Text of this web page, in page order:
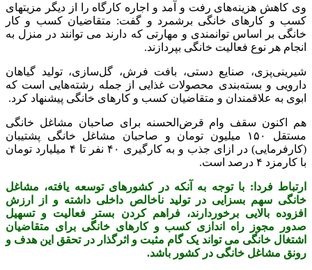
وی کاهش هزینه‌های رفت و آمد و اجاره کارگاه را از دیگر مزیتهای
کسب و کارهای خانگی برشمرد و گفت: متقاضیان کسب و کار
خانگی بر اساس توانمندی و مهارتی که دارند می توانند در منزل به
انجام هر نوع فعالیت خانگی بپردازند.
شیرینی‌پزی، صنایع دستی، بافت فرش، گل‌سازی، تولید گیاهان
دارویی و بسته‌بندی محصولات غذایی از جمله رشته‌هایی است که
ابوی به علاقمندان و متقاضیان کسب و کارهای خانگی پیشنهاد کرد.
هم اکنون سقف وام قرض‌الحسنه برای صاحبان مشاغل خانگی
مستقل ۱۵۰ میلیون تومان و صاحبان مشاغل خانگی پشتیبان
(کارفرمایی) در ازای جذب و به کارگیری ۴۰ نفر تا ۴ میلیارد تومان
با کارمزد ۴ درصد است.
ارتباط فردا: با توجه به آنکه در کشورهای توسعه یافته، مشاغل
خانگی سهم بسزایی در تولید ناخالص داخلی داشته و از ارزش
افزوده بالایی برخوردارند، فراهم کردن بستر فعالیت و تسهیل
صدور مجوز راه اندازی کسب و کارهای خانگی برای متقاضیان
اشتغال خانگی می تواند یک گام مثبت و اثرگذار در تحقق این هدف و
رونق مشاغل خانگی در کشور باشد.